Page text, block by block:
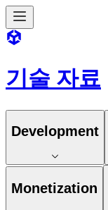
기술 자료
Development
Monetization